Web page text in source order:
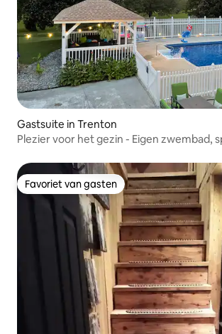
Gastsuite in Trenton
Plezier voor het gezin - Eigen zwembad,
Favoriet van gasten
Favoriet van gasten